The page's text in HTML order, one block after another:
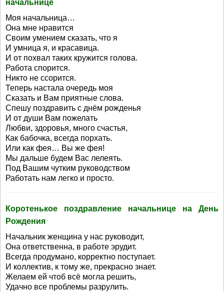
начальнице
Моя начальница…
Она мне нравится
Своим умением сказать, что я
И умница я, и красавица.
И от похвал таких кружится голова.
Работа спорится.
Никто не ссорится.
Теперь настала очередь моя
Сказать и Вам приятные слова.
Спешу поздравить с днём рожденья
И от души Вам пожелать
Любви, здоровья, много счастья,
Как бабочка, всегда порхать.
Или как фея… Вы же фея!
Мы дальше будем Вас лелеять.
Под Вашим чутким руководством
Работать нам легко и просто.
Коротенькое поздравление начальнице на День
Рождения
Начальник женщина у нас руководит,
Она ответственна, в работе эрудит.
Всегда продумано, корректно поступает.
И коллектив, к тому же, прекрасно знает.
Желаем ей чтоб всё могла решить,
Удачно все проблемы разрулить.